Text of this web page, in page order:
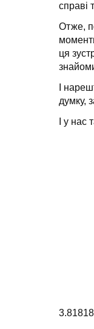
справі
Отже,
ця
І
думку,
І у